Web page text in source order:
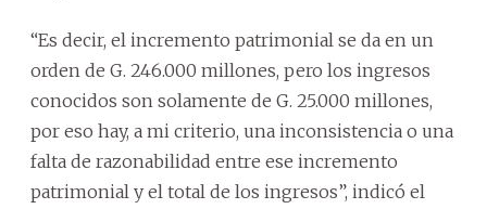
“Es decir, el incremento patrimonial se da en un
orden de G. 246.000 millones, pero los ingresos
conocidos son solamente de G. 25.000 millones,
por eso hay, a mi criterio, una inconsistencia o una
falta de razonabilidad entre ese incremento
patrimonial y el total de los ingresos”, indicó el